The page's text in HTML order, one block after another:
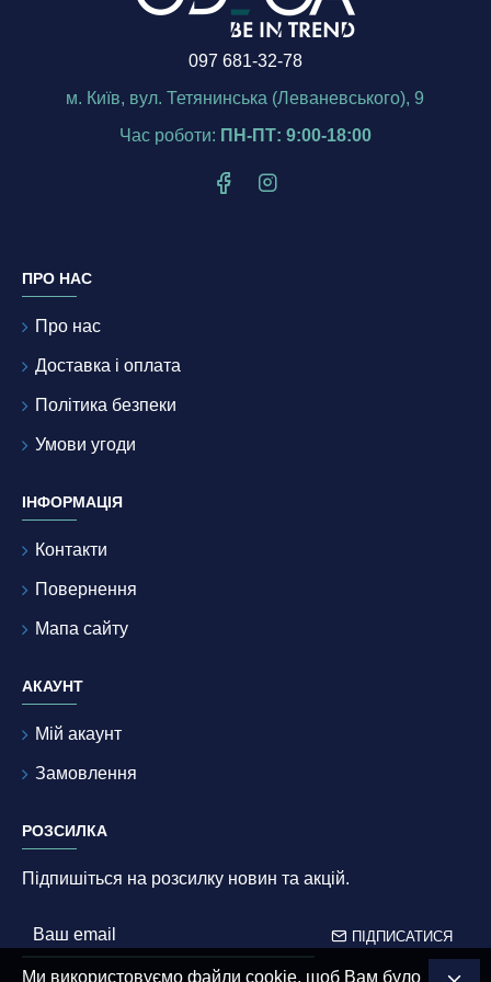
097 681-32-78
м. Київ, вул. Тетянинська (Леваневського), 9
Час роботи: ПН-ПТ: 9:00-18:00
ПРО НАС
Про нас
Доставка і оплата
Політика безпеки
Умови угоди
ІНФОРМАЦІЯ
Контакти
Повернення
Мапа сайту
АКАУНТ
Мій акаунт
Замовлення
РОЗСИЛКА
Підпишіться на розсилку новин та акцій.
ПІДПИСАТИСЯ
Ми використовуємо файли cookie, щоб Вам було